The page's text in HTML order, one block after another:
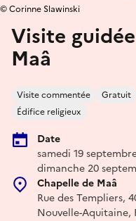
Visite
Maâ
Visite commentée Gratuit
Édifice religieux
Date
samedi 19
dimanche 20
Chapelle de Maâ
Rue des Templiers,
Nouvelle-Aquitaine,
© Corinne Slawinski